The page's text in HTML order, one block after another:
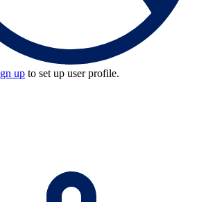
up to set up user profile.